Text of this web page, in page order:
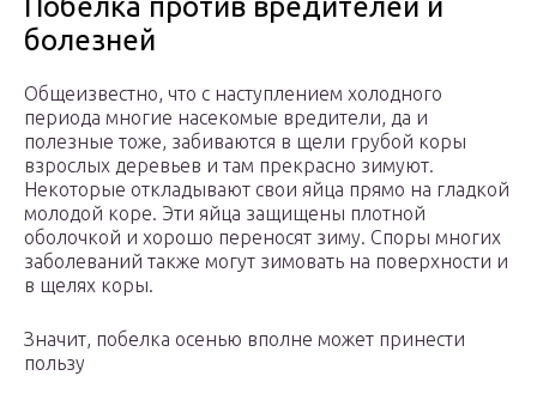
Побелка против вредителей и
болезней
Общеизвестно, что с наступлением холодного
периода многие насекомые вредители, да и
полезные тоже, забиваются в щели грубой коры
взрослых деревьев и там прекрасно зимуют.
Некоторые откладывают свои яйца прямо на гладкой
молодой коре. Эти яйца защищены плотной
оболочкой и хорошо переносят зиму. Споры многих
заболеваний также могут зимовать на поверхности и
в щелях коры.
Значит, побелка осенью вполне может принести
пользу